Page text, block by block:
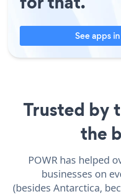
See apps
Trusted by
the
POWR has helped
businesses on
(besides Antarctica,